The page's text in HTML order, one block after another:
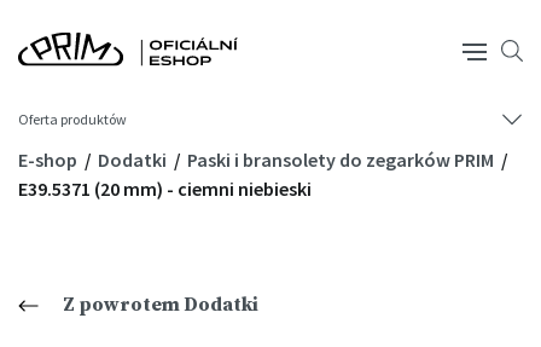
Oferta produktów
E-shop Dodatki
Paski i bransolety do zegarków PRIM
E39.5371 (20 mm) - ciemni niebieski
Z powrotem Dodatki